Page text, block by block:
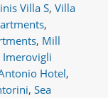
Villa S, Villa
,
, Mill
Imerovigli
Hotel,
, Sea